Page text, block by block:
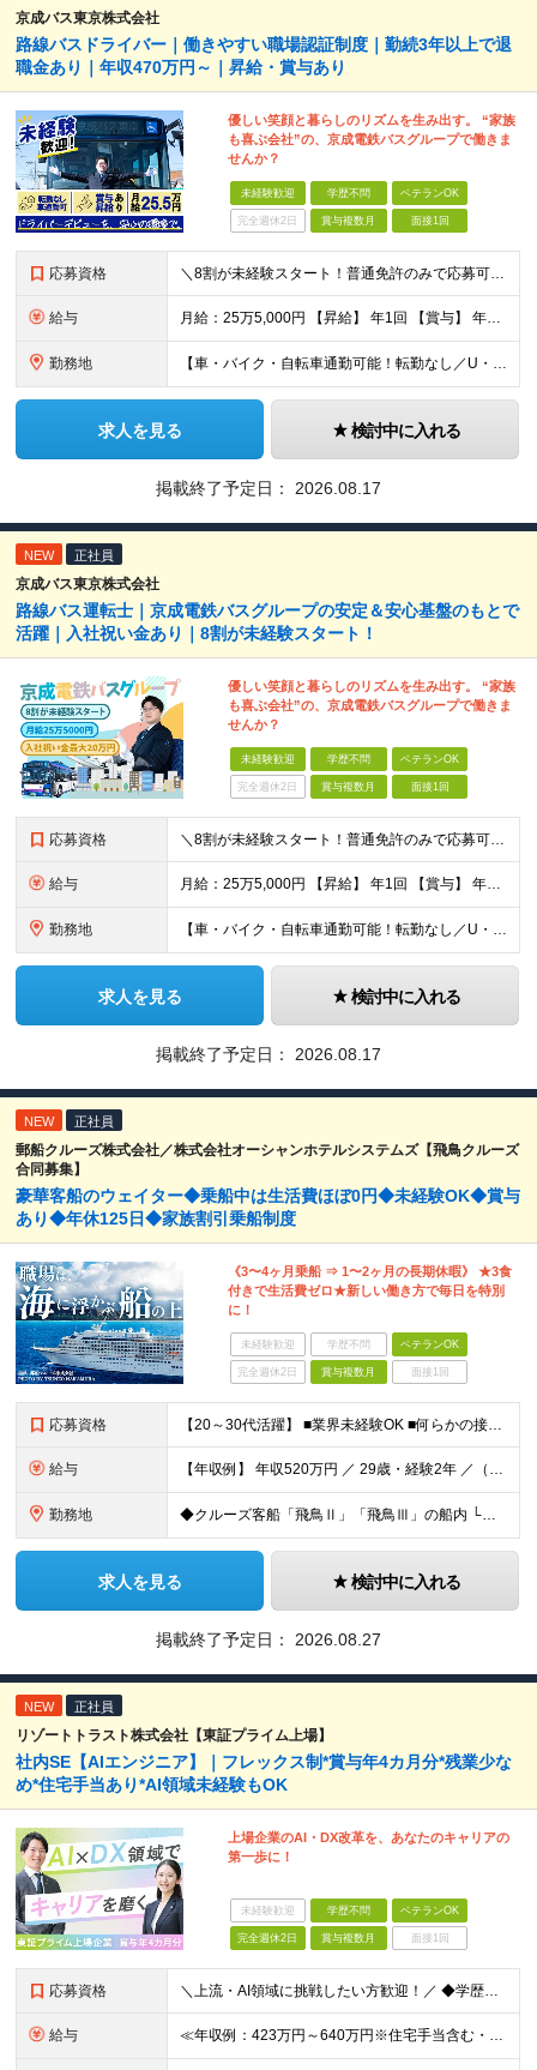
京成バス東京株式会社
路線バスドライバー｜働きやすい職場認証制度｜勤続3年以上で退
職金あり｜年収470万円～｜昇給・賞与あり
優しい笑顔と暮らしのリズムを生み出す。 “家族
も喜ぶ会社”の、京成電鉄バスグループで働きま
せんか？
未経験歓迎 学歴不問 ベテランOK
完全週休2日 賞与複数月 面接1回
応募資格 ＼8割が未経験スタート！普通免許のみで応募可能／★先輩の大多数が異職種出身★男女共に育休取得実績あり★U・Iターン歓迎 【必須条件】 普通自動車運転免許取得後3年以上経過（AT可） ※大型二種免許を
給与 月給：25万5,000円 【昇給】 年1回 【賞与】 年2回（7月・12月） 【諸手当】 ・時間外手当 ・夜勤手当 ・中休手当 ・年末年始手当 ・通勤手当 ・高速バスキロ手当 ・深夜バス運行手当
勤務地 【車・バイク・自転車通勤可能！転勤なし／U・Iターン歓迎】 ▼京成バス東京営業所一覧 ◇葛飾営業所 東京都葛飾区奥戸2-6-10 └京成線「京成立石駅」より徒歩11分 ◇江戸川営業所 東京都江戸川
求人を見る 検討中に入れる
掲載終了予定日： 2026.08.17
NEW 正社員
京成バス東京株式会社
路線バス運転士｜京成電鉄バスグループの安定＆安心基盤のもとで
活躍｜入社祝い金あり｜8割が未経験スタート！
優しい笑顔と暮らしのリズムを生み出す。 “家族
も喜ぶ会社”の、京成電鉄バスグループで働きま
せんか？
未経験歓迎 学歴不問 ベテランOK
完全週休2日 賞与複数月 面接1回
応募資格 ＼8割が未経験スタート！普通免許のみで応募可能／★先輩の大多数が異職種出身★男女共に育休取得実績あり★U・Iターン歓迎 【必須条件】 普通自動車運転免許取得後3年以上経過（AT可） ※大型二種免許を
給与 月給：25万5,000円 【昇給】 年1回 【賞与】 年2回（7月・12月） 【諸手当】 ・時間外手当 ・夜勤手当 ・中休手当 ・年末年始手当 ・通勤手当 ・高速バスキロ手当 ・深夜バス運行手当
勤務地 【車・バイク・自転車通勤可能！転勤なし／U・Iターン歓迎】 ▼京成バス東京営業所一覧 ◇葛飾営業所 東京都葛飾区奥戸2-6-10 └京成線「京成立石駅」より徒歩11分 ◇江戸川営業所 東京都江戸川
求人を見る 検討中に入れる
掲載終了予定日： 2026.08.17
NEW 正社員
郵船クルーズ株式会社／株式会社オーシャンホテルシステムズ【飛鳥クルーズ
合同募集】
豪華客船のウェイター◆乗船中は生活費ほぼ0円◆未経験OK◆賞与
あり◆年休125日◆家族割引乗船制度
《3〜4ヶ月乗船 ⇒ 1〜2ヶ月の長期休暇》 ★3食
付きで生活費ゼロ★新しい働き方で毎日を特別
に！
未経験歓迎 学歴不問 ベテランOK
完全週休2日 賞与複数月 面接1回
応募資格 【20～30代活躍】 ■業界未経験OK ■何らかの接客経験をお持ちの方 ■学歴不問 ～こんな方にピッタリ～ ・同世代の明るい仲間と一緒に楽しく働きたい方 ・長期休暇を使って海外旅行を満喫したい方 ・
給与 【年収例】 年収520万円 ／ 29歳・経験2年 ／（賞与年2回・各種手当を含む） 年収680万円 ／ 34歳・経験5年 ／（賞与年2回・各種手当を含む） ◆月給20万450円～29万3000円＋各
勤務地 ◆クルーズ客船「飛鳥Ⅱ」「飛鳥Ⅲ」の船内 └乗船地・下船地はクルーズスケジュールにより異なります（横浜、神戸、全国各地および海外） └配属先の船に直接乗船していただきます └乗船地まで／下船地からの交
求人を見る 検討中に入れる
掲載終了予定日： 2026.08.27
NEW 正社員
リゾートトラスト株式会社【東証プライム上場】
社内SE【AIエンジニア】｜フレックス制*賞与年4カ月分*残業少な
め*住宅手当あり*AI領域未経験もOK
上場企業のAI・DX改革を、あなたのキャリアの
第一歩に！
未経験歓迎 学歴不問 ベテランOK
完全週休2日 賞与複数月 面接1回
応募資格 ＼上流・AI領域に挑戦したい方歓迎！／ ◆学歴不問 ◆何らかのシステム開発実務経験をお持ちの方 （目安2年以上／開発言語や担当工程は不問です） ※AI分野における開発業務の経験・知見をお持ちの方は歓
給与 ≪年収例：423万円～640万円※住宅手当含む・残業代除く≫ ◆賞与年4カ月分支給 ※昨年度実績 ◆住宅手当・退職金制度・持株会など各種制度や手当が充実！ 月給24万800円～37万8,050円＋賞